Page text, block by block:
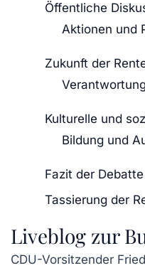
Öffentliche
Aktionen und
Zukunft der
Kulturelle und
Bildung und
Fazit der Debatte
Tassierung der
Liveblog zur
CDU-Vorsitzender